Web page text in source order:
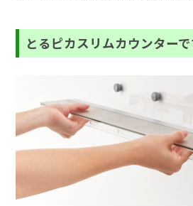
とるピカスリムカウンター